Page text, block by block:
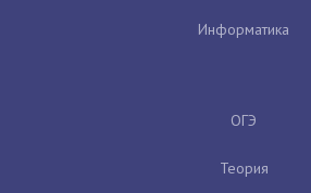
Информатика
ОГЭ
Теория